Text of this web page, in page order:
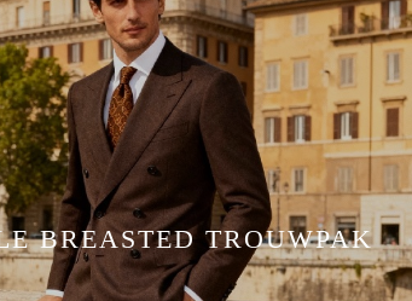
BREASTED TROUWPAK